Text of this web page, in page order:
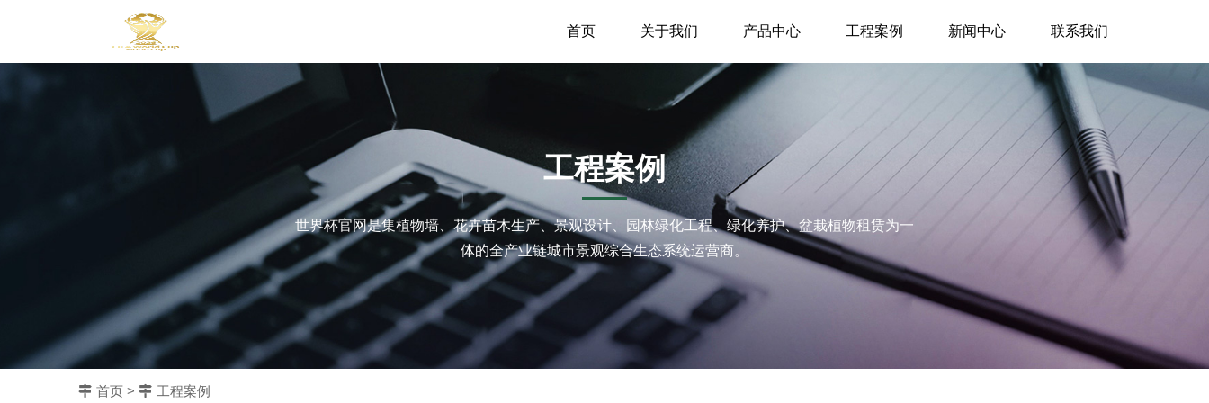
首页 关于我们 产品中心 工程案例 新闻中心 联系我们
工程案例
世界杯官网是集植物墙、花卉苗木生产、景观设计、园林绿化工程、绿化养护、盆栽植物租赁为一
体的全产业链城市景观综合生态系统运营商。
首页 > 工程案例